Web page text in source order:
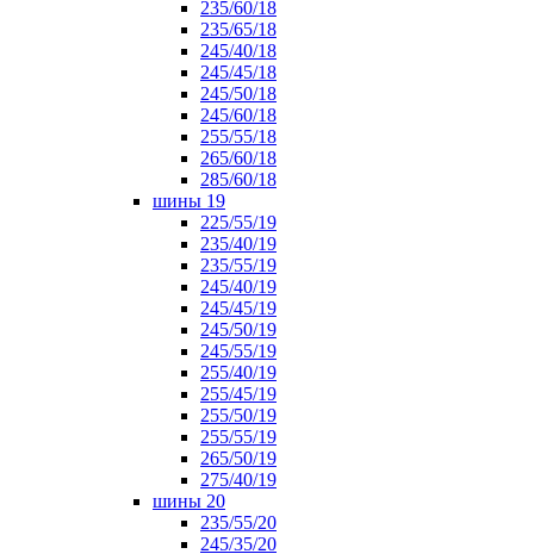
235/60/18
235/65/18
245/40/18
245/45/18
245/50/18
245/60/18
255/55/18
265/60/18
285/60/18
шины 19
225/55/19
235/40/19
235/55/19
245/40/19
245/45/19
245/50/19
245/55/19
255/40/19
255/45/19
255/50/19
255/55/19
265/50/19
275/40/19
шины 20
235/55/20
245/35/20